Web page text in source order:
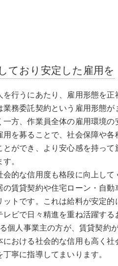
ており安定した雇用を
行うにあたり、雇用形態を
務委託契約という雇用形態が
方、作業員全体の雇用環境
を募ることで、社会保障や
ができ、より安心感を持っ
。
的な信用度も格段に向上し
賃貸契約や住宅ローン・自
トです。これは給料が安定的
ビで日々精進を重ね活躍す
個人事業主の方が、賃貸契約
おける社会的な信用も高く
寧に指導してまいります。